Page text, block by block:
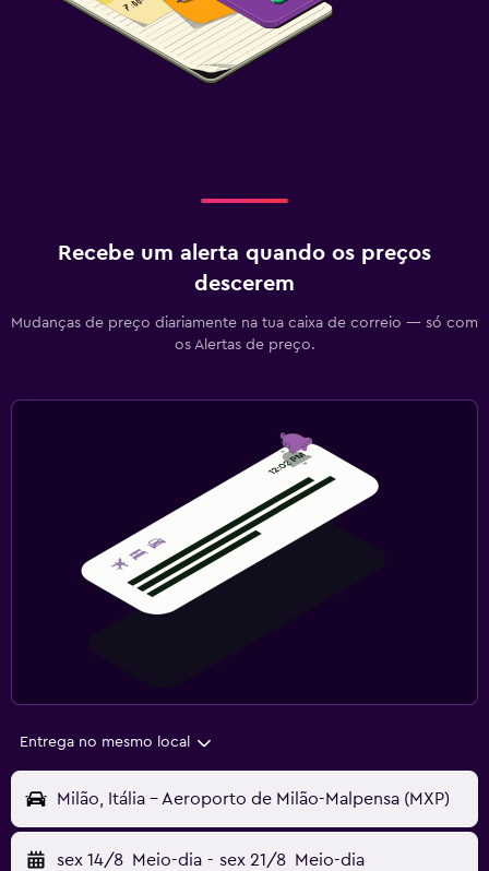
Recebe um alerta quando os preços
descerem
Mudanças de preço diariamente na tua caixa de correio — só com
os Alertas de preço.
Entrega no mesmo local
Milão, Itália - Aeroporto de Milão-Malpensa (MXP)
sex 14/8 Meio-dia - sex 21/8 Meio-dia